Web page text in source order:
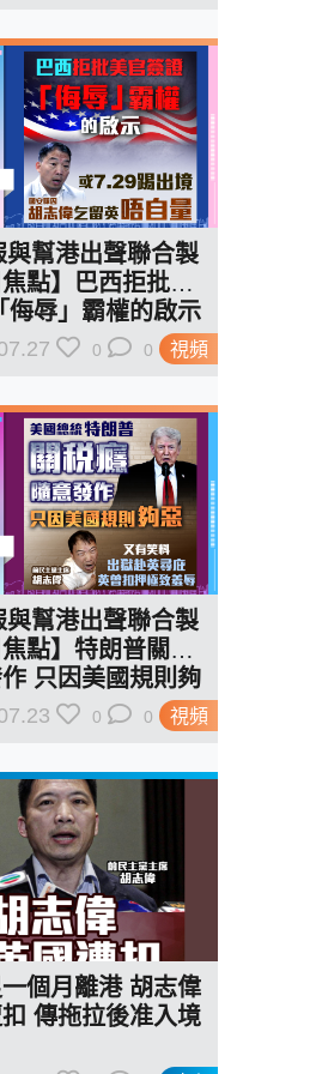
視頻
與幫港出聲聯合製
點】巴西拒批美
侮辱」霸權的啟示
境 胡志偉乞留英
0 0
視頻
與幫港出聲聯合製
點】特朗普關稅
只因美國規則夠
料 出獄赴英尋庇
0 0
個月離港 胡志偉
傳拖拉後准入境